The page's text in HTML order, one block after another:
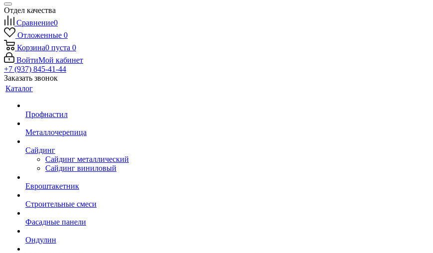
Отдел качества
Сравнение0
Отложенные 0
Корзина0 пуста 0
ВойтиМой кабинет
+7 (937) 845-41-44
Заказать звонок
Каталог
Профнастил
Металлочерепица
Сайдинг
Сайдинг металлический
Сайдинг виниловый
Евроштакетник
Строительные смеси
Фасадные панели
Ондулин